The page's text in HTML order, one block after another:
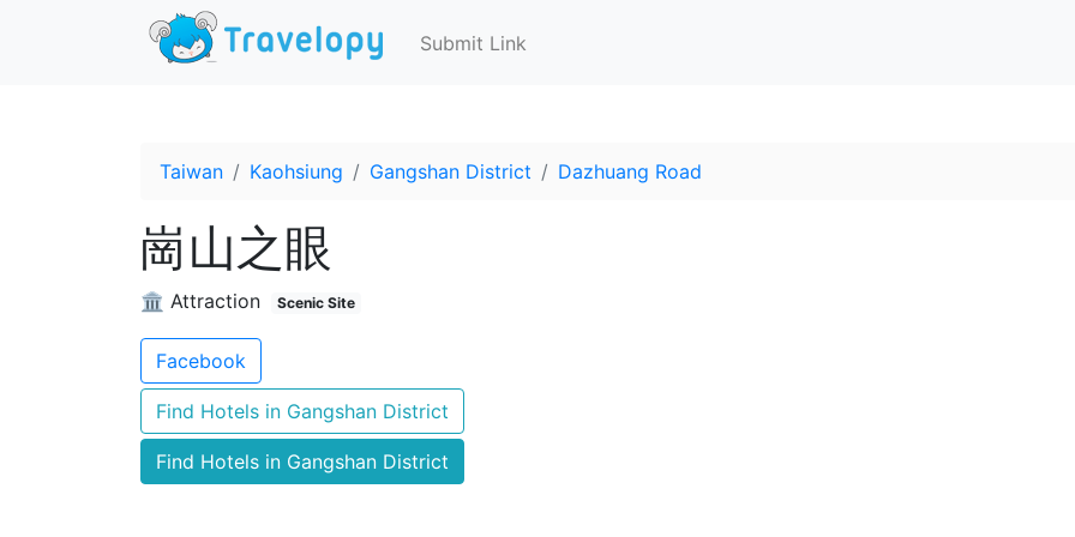
Submit Link
Taiwan Kaohsiung Gangshan District Dazhuang Road
崗山之眼
🏛️ Attraction Scenic Site
Facebook
Find Hotels in Gangshan District
Find Hotels in Gangshan District